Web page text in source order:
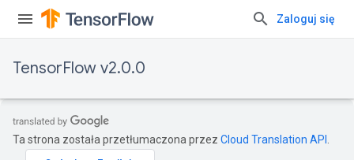
Zaloguj się
TensorFlow v2.0.0
Ta strona została przetłumaczona przez Cloud Translation API